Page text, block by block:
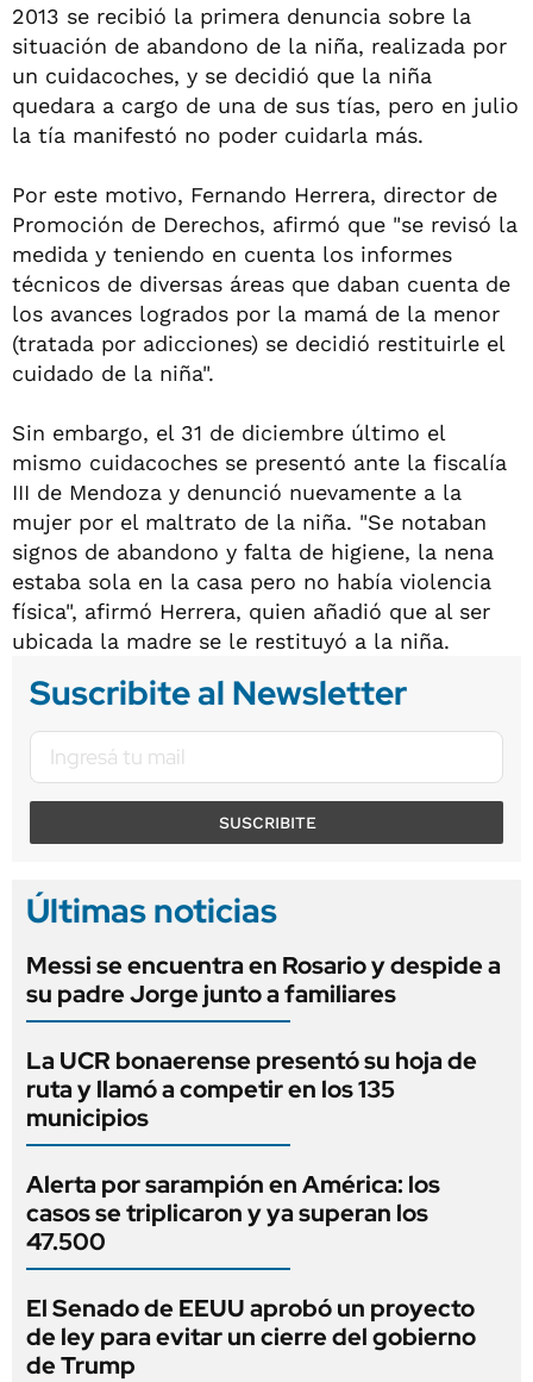
2013 se recibió la primera denuncia sobre la
situación de abandono de la niña, realizada por
un cuidacoches, y se decidió que la niña
quedara a cargo de una de sus tías, pero en julio
la tía manifestó no poder cuidarla más.
Por este motivo, Fernando Herrera, director de
Promoción de Derechos, afirmó que "se revisó la
medida y teniendo en cuenta los informes
técnicos de diversas áreas que daban cuenta de
los avances logrados por la mamá de la menor
(tratada por adicciones) se decidió restituirle el
cuidado de la niña".
Sin embargo, el 31 de diciembre último el
mismo cuidacoches se presentó ante la fiscalía
III de Mendoza y denunció nuevamente a la
mujer por el maltrato de la niña. "Se notaban
signos de abandono y falta de higiene, la nena
estaba sola en la casa pero no había violencia
física", afirmó Herrera, quien añadió que al ser
ubicada la madre se le restituyó a la niña.
Suscribite al Newsletter
SUSCRIBITE
Últimas noticias
Messi se encuentra en Rosario y despide a
su padre Jorge junto a familiares
La UCR bonaerense presentó su hoja de
ruta y llamó a competir en los 135
municipios
Alerta por sarampión en América: los
casos se triplicaron y ya superan los
47.500
El Senado de EEUU aprobó un proyecto
de ley para evitar un cierre del gobierno
de Trump